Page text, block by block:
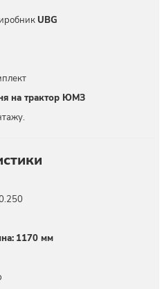
UBG
на трактор ЮМЗ
1170 мм